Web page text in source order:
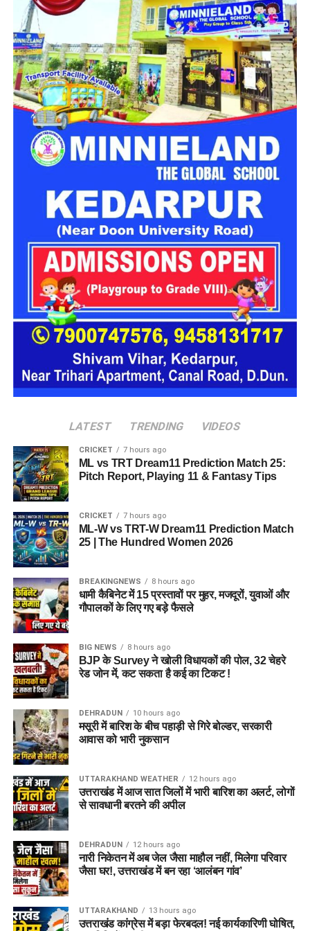
नारी निकेतन में रहने वाली महिलाओं और बच्चों को सुरक्षित माहौल के साथ-
साथ घर जैसा अपनापन और स्वतंत्रता देना है।
उत्तराखंड में बन रहा ‘आलंबन गांव’
महिला सशक्तिकरण एवं बाल विकास विभागके निदेशक आईएएस बंशीलाल
राणा के मुताबिक, नारी निकेतन में आने वाली कई महिलाएं और बच्चे खुद को
एक बंद संस्थान या जेल जैसी जगह पर महसूस करते हैं। यही वजह है कि
कई बार बच्चे वहां से निकलने या भागने की कोशिश तक करने लगते हैं।
इसी समस्या को ध्यान में रखते हुए विभाग अब ऐसा इंफ्रास्ट्रक्चर तैयार
करने की दिशा में काम कर रहा है, जहां रहने वाले लोगों को संस्थागत माहौल
के बजाय परिवार जैसा वातावरण मिल सके।
16 घरों में मिलेगा परिवार जैसा माहौल
प्रस्तावित आलंबन गांव में कॉटेज और छोटे घर विकसित किए जाएंगे। यहां
एक परिवार की तर्ज पर लोगों को रखा जाएगा। योजना के मुताबिक, एक
यूनिट में करीब दो महिलाएं, चार बच्चे और एक किशोरी को शामिल किया
जाएगा। इस तरह उन्हें एक परिवार की तरह साथ रहने का अवसर मिलेगा।
हर यूनिट में अलग किचन जैसी सुविधाएं भी होंगी, ताकि वहां रहने वाली
महिलाओं और बच्चों को रोजमर्रा के जीवन में ज्यादा स्वतंत्रता और जिम्मेदारी
का अनुभव हो सके। प्रस्तावित परिसर में कुल 16 घर विकसित किए
जाएंगे, जिनमें करीब 88 लोगों के रहने की व्यवस्था होगी।
जेल नहीं, रेजिडेंशियल कॉम्प्लेक्स जैसा
होगा माहौल
आलंबन गांव की सबसे खास बात यही होगी कि यहां रहने वाली महिलाओं
और बच्चों को यह महसूस न हो कि वे किसी जेल या बंद संस्थान में रह रहे
हैं। इसके बजाय पूरा परिसर एक रेजिडेंशियल कॉम्प्लेक्स की तरह विकसित
किया जाएगा, जहां सुरक्षा के साथ रहने, पढ़ाई, दैनिक जीवन और सामाजिक
विकास से जुड़ी सुविधाएं उपलब्ध होंगी।
परिसर को आधुनिक सुविधाओं से लैस करने की योजना है। यहां आंगनबाड़ी
केंद्र भी खोले जाएंगे। जरूरत पड़ने पर प्राथमिक विद्यालय की सुविधा भी
उपलब्ध कराई जा सकती है। इस पहल का मकसद सिर्फ महिलाओं और
बच्चों को रहने की जगह देना नहीं, बल्कि उन्हें ऐसा वातावरण उपलब्ध कराना
है, जहां वे खुद को सुरक्षित, सम्मानित और परिवार का हिस्सा महसूस कर
सकें।
5 एकड़ जमीन की हो रही है तलाश
आलंबन गांव विकसित करने के लिए करीब 5 एकड़ जमीन की आवश्यकता
LATEST TRENDING VIDEOS
CRICKET 7 hours ago
ML vs TRT Dream11 Prediction Match 25:
Pitch Report, Playing 11 & Fantasy Tips
CRICKET 7 hours ago
ML-W vs TRT-W Dream11 Prediction Match
25 | The Hundred Women 2026
BREAKINGNEWS 8 hours ago
धामी कैबिनेट में 15 प्रस्तावों पर मुहर, मजदूरों, युवाओं और
गौपालकों के लिए गए बड़े फैसले
BIG NEWS 8 hours ago
BJP के Survey ने खोली विधायकों की पोल, 32 चेहरे
रेड जोन में, कट सकता है कई का टिकट !
DEHRADUN 10 hours ago
मसूरी में बारिश के बीच पहाड़ी से गिरे बोल्डर, सरकारी
आवास को भारी नुकसान
UTTARAKHAND WEATHER 12 hours ago
उत्तराखंड में आज सात जिलों में भारी बारिश का अलर्ट, लोगों
से सावधानी बरतने की अपील
DEHRADUN 12 hours ago
नारी निकेतन में अब जेल जैसा माहौल नहीं, मिलेगा परिवार
जैसा घर!, उत्तराखंड में बन रहा ‘आलंबन गांव’
UTTARAKHAND 13 hours ago
उत्तराखंड कांग्रेस में बड़ा फेरबदल! नई कार्यकारिणी घोषित,